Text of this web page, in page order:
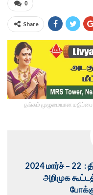
0
Share
தங்கம் முழுமையான மதிப்பை
2024 மார்ச் – 22 :
அறிமுக